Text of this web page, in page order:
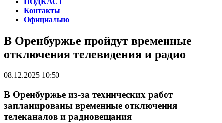
ПОДКАСТ
Контакты
Официально
В Оренбуржье пройдут временные
отключения телевидения и радио
08.12.2025 10:50
В Оренбуржье из-за технических работ
запланированы временные отключения
телеканалов и радиовещания